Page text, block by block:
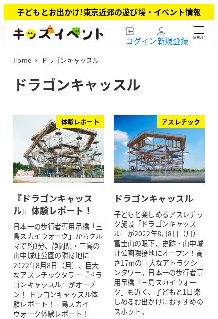
イ
子どもとお出かけ!東京近郊の遊び場・イベント情報
ログイン新規登録 MENU
Home ドラゴンキャッスル
ドラゴンキャッスル
体験レポート
『ドラゴンキャッス
ル』体験レポート！
日本一の歩行者専用吊橋「三
島スカイウォーク」からクル
マで約3分、静岡県・三島の
山中城址公園の隣接地に
2022年8月8日（月）、巨大
なアスレチックタワー『ドラ
ゴンキャッスル』がオープ
ン！ ドラゴンキャッスル体
験レポート！三島スカイ
ウォーク体験レポート！
アスレチック
ドラゴンキャッスル
子どもと楽しめるアスレチッ
ク施設「ドラゴンキャッス
ル」が2022年8月8日（月）
富士山の眼下、史跡・山中城
址公園隣接地にオープン！高
さ17mの巨大なアトラクショ
ンタワー。日本一の歩行者専
用吊橋「三島スカイウォー
ク」も近く、子どもと1日楽
しめるお出かけにおすすめの
スポット。